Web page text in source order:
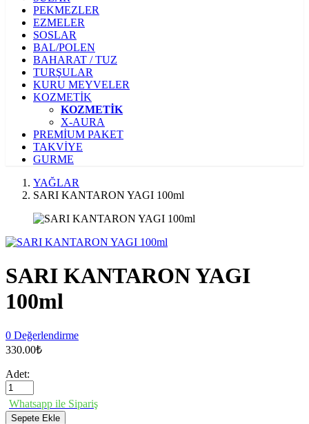
PEKMEZLER
EZMELER
SOSLAR
BAL/POLEN
BAHARAT / TUZ
TURŞULAR
KURU MEYVELER
KOZMETİK
KOZMETİK
X-AURA
PREMİUM PAKET
TAKVİYE
GURME
YAĞLAR
SARI KANTARON YAGI 100ml
SARI KANTARON YAGI
100ml
0 Değerlendirme
330.00₺
Adet:
Whatsapp ile Sipariş
Sepete Ekle